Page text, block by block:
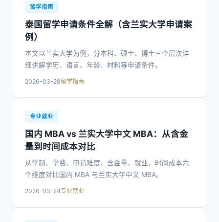
留学指南
泰国留学申请条件全解（含兰实大学申请案
例）
本文以兰实大学为例，分本科、硕士、博士三个层次详
细讲解学历、语言、年龄、材料等申请条件。
2026-03-28留学指南
专业就业
国内 MBA vs 兰实大学中文 MBA：从含金
量到时间成本对比
从学制、学费、申请难度、含金量、就业、时间成本六
个维度对比国内 MBA 与兰实大学中文 MBA。
2026-03-24专业就业